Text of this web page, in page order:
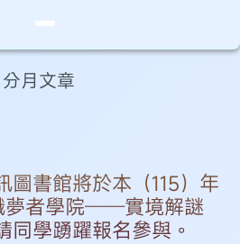
學
⏸
分月文章
圖書館將於本（115）年
夢者學院──實境解謎
同學踴躍報名參與。